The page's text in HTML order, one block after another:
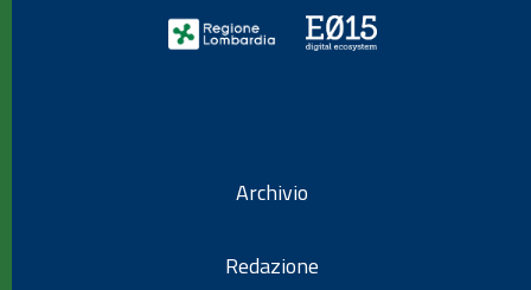
Archivio
Redazione